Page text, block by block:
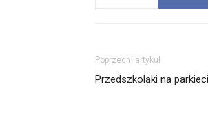
Poprzedni artykuł
Przedszkolaki na